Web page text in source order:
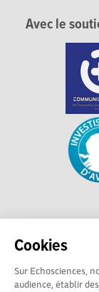
Cookies
Sur Echosciences,
audience, établir
Avec le